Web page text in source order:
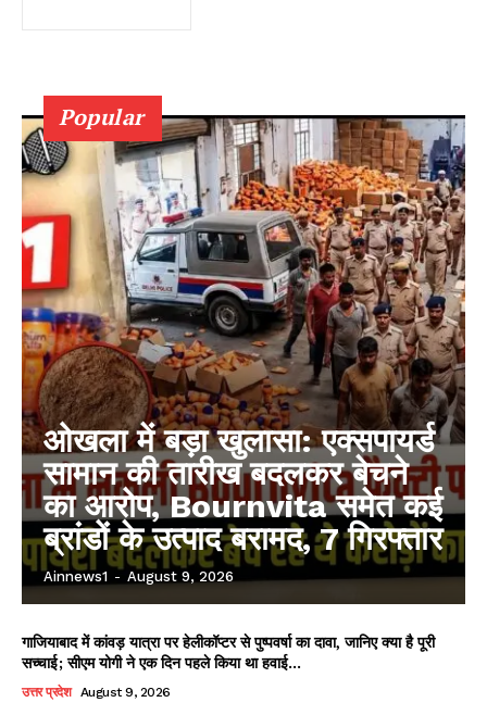
Popular
ओखला में बड़ा खुलासा: एक्सपायर्ड
सामान की तारीख बदलकर बेचने
का आरोप, Bournvita समेत कई
ब्रांडों के उत्पाद बरामद, 7 गिरफ्तार
Ainnews1 - August 9, 2026
गाजियाबाद में कांवड़ यात्रा पर हेलीकॉप्टर से पुष्पवर्षा का दावा, जानिए क्या है पूरी
सच्चाई; सीएम योगी ने एक दिन पहले किया था हवाई...
उत्तर प्रदेश August 9, 2026